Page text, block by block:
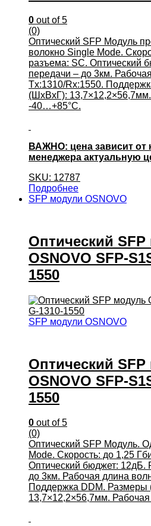
0 out of 5
(0)
Оптический SFP Модуль
волокно Single Mode.
разъема: SC. Оптический
передачи – до 3км.
Tx:1310/Rx:1550.
(ШхВхГ):
-40…+85°С.
ВАЖНО: цена зависит от
менеджера актуальную
SKU: 12787
Подробнее
SFP модули OSNOVO
Оптический
OSNOVO SFP-
1550
SFP модули OSNOVO
Оптический
OSNOVO SFP-
1550
0 out of 5
(0)
Оптический SFP Модуль.
Mode. Скорость: до 1,25
Оптический бюджет: 12дБ.
до 3км. Рабочая длина
Поддержка DDM. Размеры
13,7×12,2×56,7мм.